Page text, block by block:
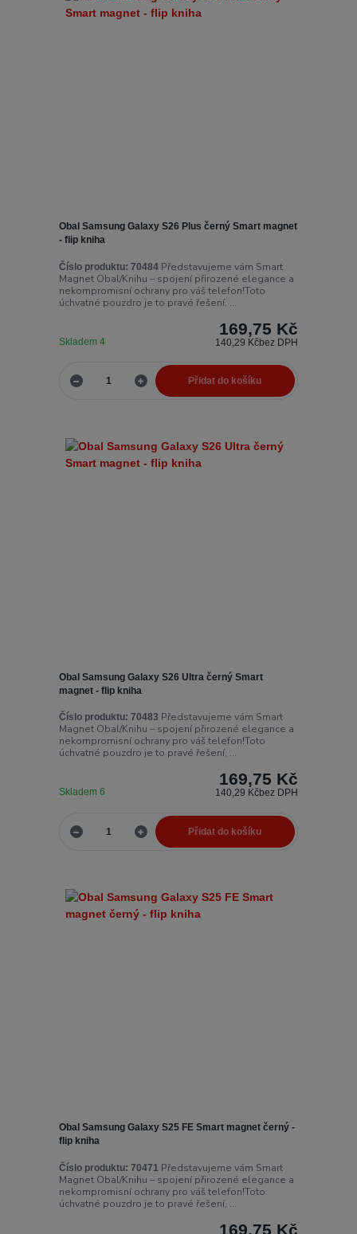
Obal Samsung Galaxy S26 Plus černý Smart magnet
- flip kniha
Číslo produktu: 70484Představujeme vám Smart
Magnet Obal/Knihu – spojení přirozené elegance a
nekompromisní ochrany pro váš telefon!Toto
úchvatné pouzdro je to pravé řešení, ...
169,75 Kč
140,29 Kčbez DPH
Skladem 4
Přidat do košíku
Obal Samsung Galaxy S26 Ultra černý Smart
magnet - flip kniha
Číslo produktu: 70483 Představujeme vám Smart
Magnet Obal/Knihu – spojení přirozené elegance a
nekompromisní ochrany pro váš telefon!Toto
úchvatné pouzdro je to pravé řešení, ...
169,75 Kč
140,29 Kčbez DPH
Skladem 6
Přidat do košíku
Obal Samsung Galaxy S25 FE Smart magnet černý -
flip kniha
Číslo produktu: 70471Představujeme vám Smart
Magnet Obal/Knihu – spojení přirozené elegance a
nekompromisní ochrany pro váš telefon!Toto
úchvatné pouzdro je to pravé řešení, ...
169,75 Kč